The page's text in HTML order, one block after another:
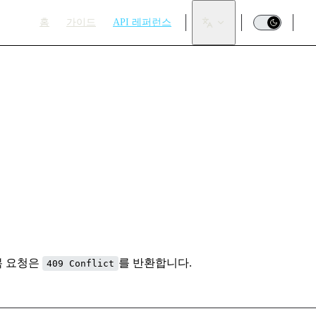
홈 가이드 API 레퍼런스
요청은 409 Conflict 를 반환합니다.